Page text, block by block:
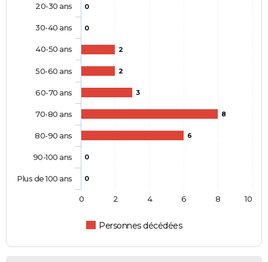
0
0
2
2
3
8
6
0
0
Personnes décédées
20-30 ans
30-40 ans
40-50 ans
50-60 ans
60-70 ans
70-80 ans
80-90 ans
90-100 ans
Plus de 100 ans
0 2 4 6 8 10